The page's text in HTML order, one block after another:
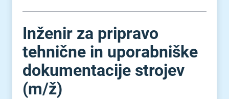
Inženir za pripravo
tehnične in uporabniške
dokumentacije strojev
(m⁠/⁠ž)